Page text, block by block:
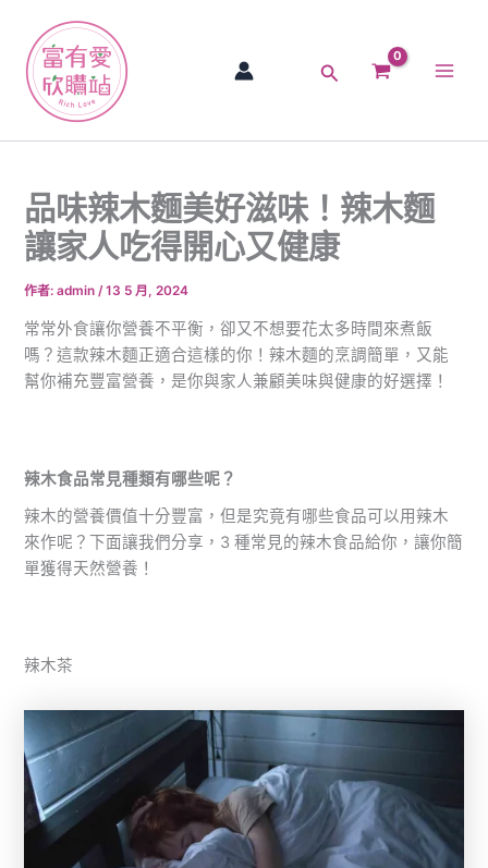
容
搜
品味辣木麵美好滋味！辣木麵
讓家人吃得開心又健康
作者:admin/13 5 月, 2024
常常外食讓你營養不平衡，卻又不想要花太多時間來煮飯
嗎？這款辣木麵正適合這樣的你！辣木麵的烹調簡單，又能
幫你補充豐富營養，是你與家人兼顧美味與健康的好選擇！
辣木食品常見種類有哪些呢？
辣木的營養價值十分豐富，但是究竟有哪些食品可以用辣木
來作呢？下面讓我們分享，3 種常見的辣木食品給你，讓你簡
單獲得天然營養！
辣木茶